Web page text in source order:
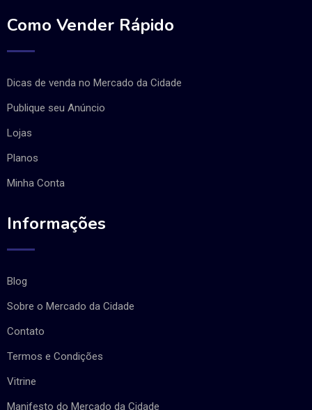
Como Vender Rápido
Dicas de venda no Mercado da Cidade
Publique seu Anúncio
Lojas
Planos
Minha Conta
Informações
Blog
Sobre o Mercado da Cidade
Contato
Termos e Condições
Vitrine
Manifesto do Mercado da Cidade